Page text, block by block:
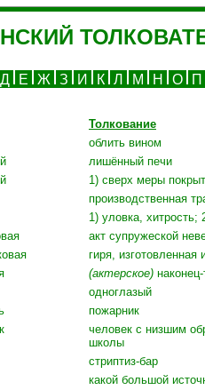
Д Е Ж З И К Л М Н О П
Толкование
облить вином
лишённый печи
1) сверх меры
производственная
1) уловка, хитрость;
акт супружеской
гиря,
(актерское)
одноглазый
пожарник
человек с низшим
школы
стриптиз-бар
какой большой